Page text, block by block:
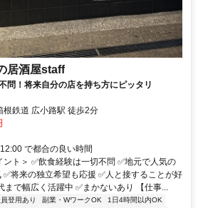
居酒屋staff
問！将来自分の店を持ち方にピッタリ
根鉄道 広小路駅 徒歩2分
で都合の良い時間
ト＞ ✅飲食経験は一切不問 ✅地元で人気の
将来の独立希望も応援 ✅人と接することが好
まで幅広く活躍中 ✅まかないあり 【仕事...
登用あり 副業・WワークOK
1日4時間以内OK